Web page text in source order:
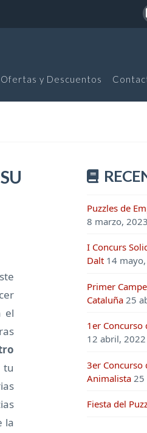
Ofertas y Descuentos
el
tu
la
Puzzles de
8 marzo, 2023
I Concurs
Dalt 14
Primer
Cataluña 25
1er Concurso
12 abril, 2022
3er Concurso
Animalista 25
Fiesta del